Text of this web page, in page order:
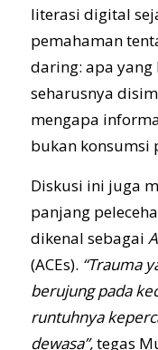
literasi digital
pemahaman
daring: apa
seharusnya
mengapa
bukan konsumsi
Diskusi ini juga
panjang
dikenal sebagai
(ACEs). “Trauma
berujung pada
runtuhnya
dewasa”,tegas